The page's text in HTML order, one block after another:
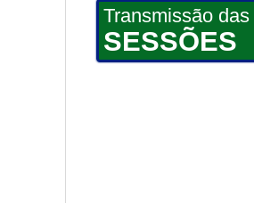
Transmissão das
SESSÕES